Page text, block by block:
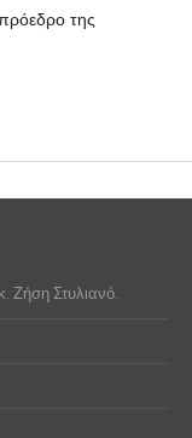
της
Στυλιανό.